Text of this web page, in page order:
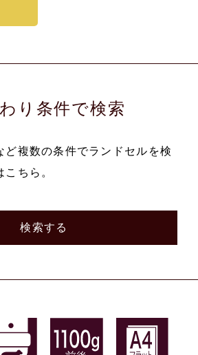
り条件で検索
ど複数の条件でランドセルを検
ちら。
検索する